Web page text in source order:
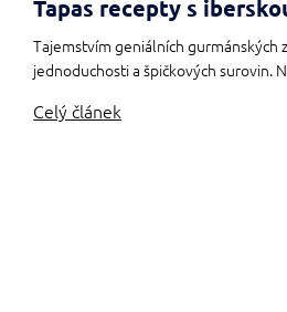
Tapas recepty s
Tajemstvím geniálních gurmánských
jednoduchosti a špičkových surovin.
Celý článek